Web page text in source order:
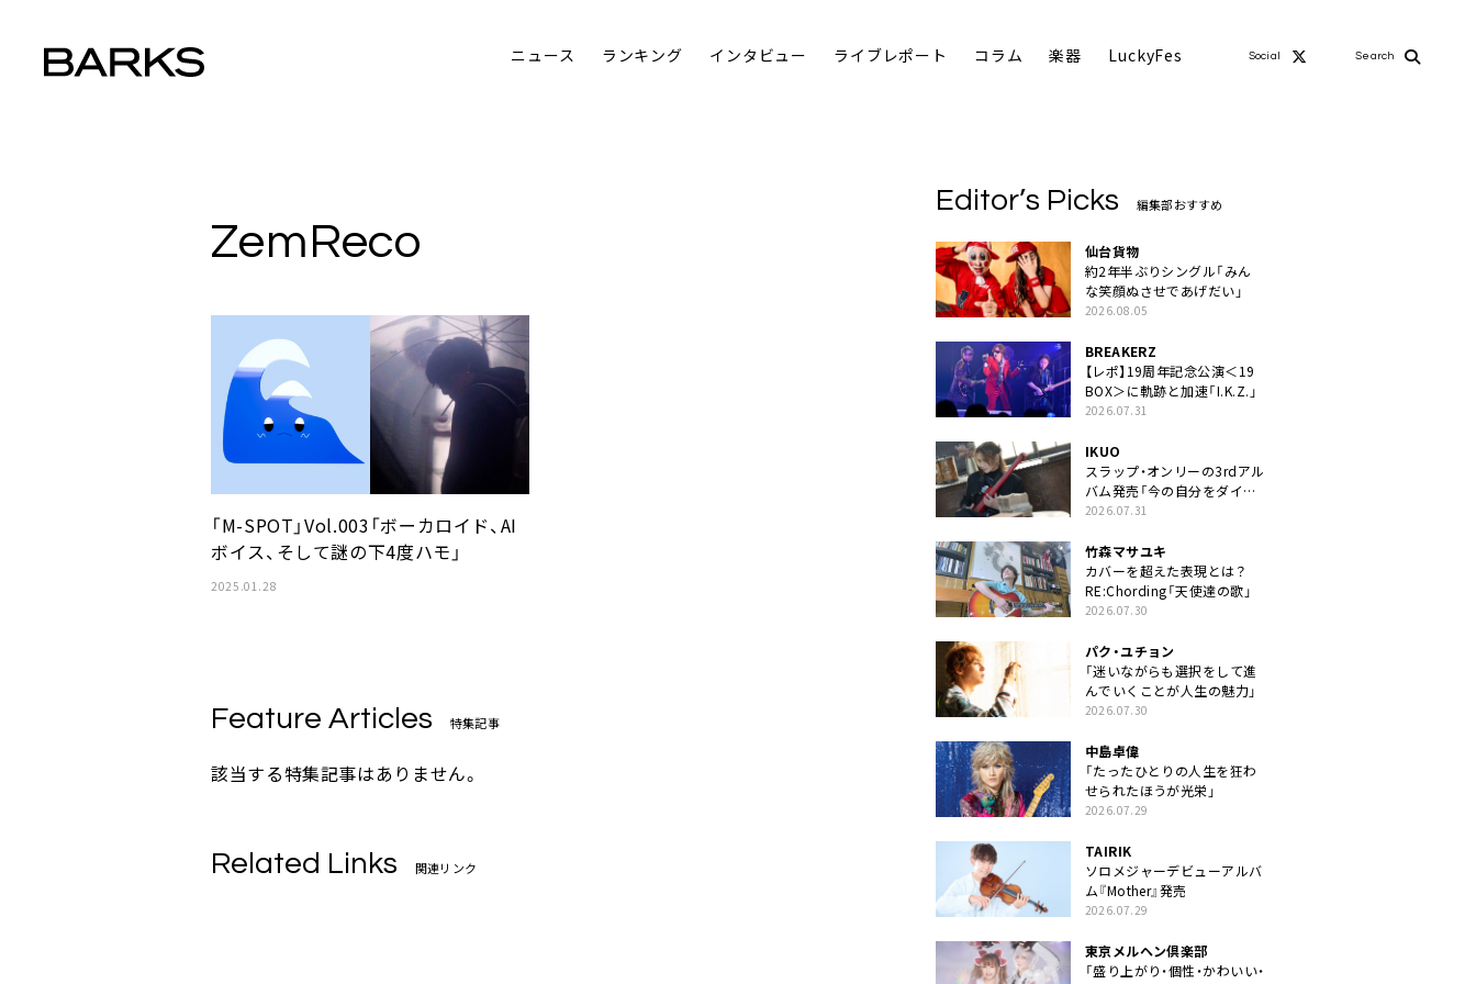
ニュース ランキング インタビュー ライブレポート コラム 楽器 LuckyFes Social Search
ZemReco
「M-SPOT」Vol.003「ボーカロイド、AI
ボイス、そして謎の下4度ハモ」
2025.01.28
Feature Articles 特集記事
該当する特集記事はありません。
Related Links 関連リンク
Editor’s Picks 編集部おすすめ
仙台貨物
約2年半ぶりシングル「みん
な笑顔ぬさせであげだい」
2026.08.05
BREAKERZ
【レポ】19周年記念公演＜19
BOX＞に軌跡と加速「I.K.Z.」
2026.07.31
IKUO
スラップ・オンリーの3rdアル
バム発売「今の自分をダイレ
クトに」
2026.07.31
竹森マサユキ
カバーを超えた表現とは？
RE:Chording「天使達の歌」
2026.07.30
パク・ユチョン
「迷いながらも選択をして進
んでいくことが人生の魅力」
2026.07.30
中島卓偉
「たったひとりの人生を狂わ
せられたほうが光栄」
2026.07.29
TAIRIK
ソロメジャーデビューアルバ
ム『Mother』発売
2026.07.29
東京メルヘン倶楽部
「盛り上がり・個性・かわいい・